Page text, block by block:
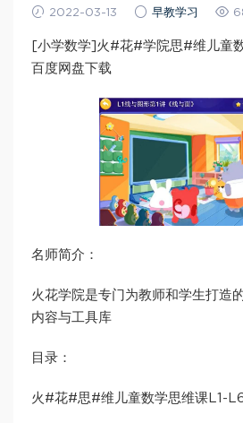
2022-03-13 早教学习
[小学数学]火#花#学院思#维儿童
百度网盘下载
名师简介：
火花学院是专门为教师和学生打造
内容与工具库
目录：
火#花#思#维儿童数学思维课L1-